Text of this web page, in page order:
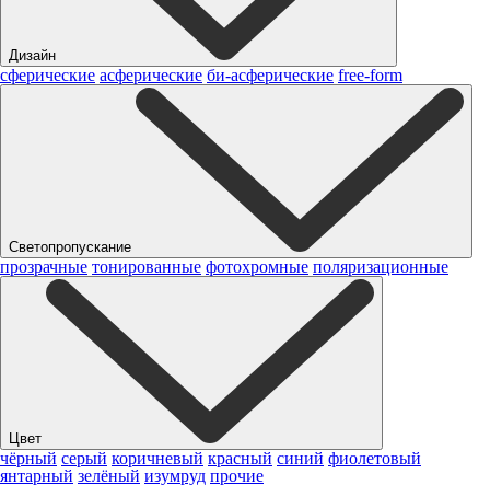
Дизайн
сферические асферические би-асферические free-form
Светопропускание
прозрачные тонированные фотохромные поляризационные
Цвет
чёрный серый коричневый красный синий фиолетовый
янтарный зелёный изумруд прочие